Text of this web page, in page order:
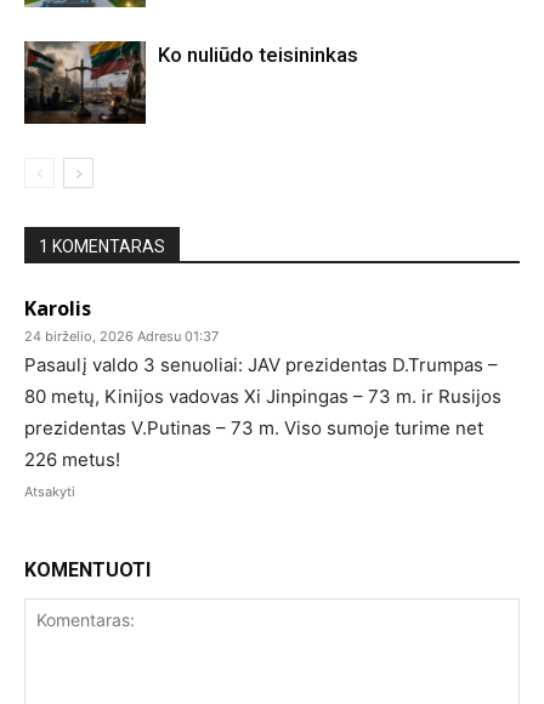
Ko nuliūdo teisininkas
1 KOMENTARAS
Karolis
24 birželio, 2026 Adresu 01:37
Pasaulį valdo 3 senuoliai: JAV prezidentas D.Trumpas –
80 metų, Kinijos vadovas Xi Jinpingas – 73 m. ir Rusijos
prezidentas V.Putinas – 73 m. Viso sumoje turime net
226 metus!
Atsakyti
KOMENTUOTI